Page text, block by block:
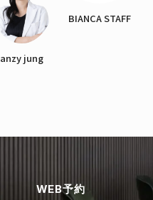
anzy jung
BIANCA STAFF
WEB予約